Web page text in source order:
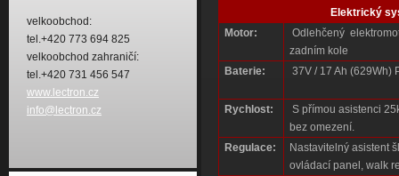
velkoobchod:
tel.+420 773 694 825
velkoobchod zahraničí:
tel.+420 731 456 547
www.lectron.cz
info@lectron.cz
Elektrický
Motor:
Odlehčený
zadním kole
Baterie:
37V / 17 Ah (629Wh)
Rychlost:
S přímou asistenci
bez omezení.
Regulace:
Nastavitelný asistent
ovládací panel, walk